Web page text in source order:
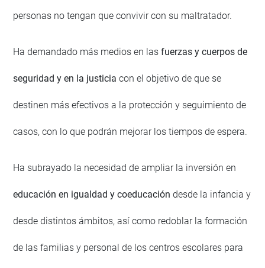
personas no tengan que convivir con su maltratador.
Ha demandado más medios en lasfuerzas y cuerpos de
seguridad y en la justicia con el objetivo de que se
destinen más efectivos a la protección y seguimiento de
casos, con lo que podrán mejorar los tiempos de espera.
Ha subrayado la necesidad de ampliar la inversión en
educación en igualdad y coeducación desde la infancia y
desde distintos ámbitos, así como redoblar la formación
de las familias y personal de los centros escolares para